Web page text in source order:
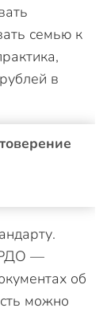
семью к
в
—
об
можно